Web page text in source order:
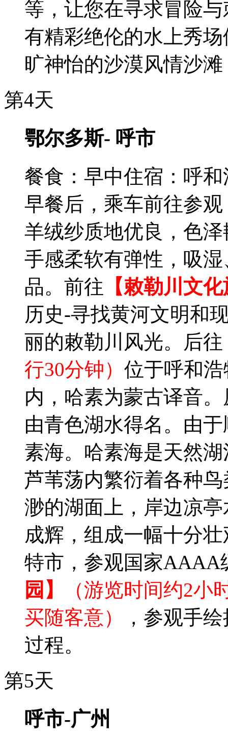
等，让您在寻求冒险
有精彩绝伦的水上秀
旷神怡的沙漠风情沙
第4天
鄂尔多斯- 呼市
餐食：早中住宿：呼和
早餐后，乘车前往参观
羊绒纱质地优良，色
手感柔软有弹性，吸
品。前往 【敕勒川文
历史-寻找黄河文明和
丽的敕勒川风光。后往
行30分钟） 位于呼和
内，哈素为蒙古译音
由青色湖水得名。由
素海。哈素海是天然
芦苇荡内繁衍着各种
渺的湖面上，岸边凉
成辉，组成一幅十分
特市，参观国家
园】
（游览时间约2
买随客意）
，参观手
过程。
第5天
呼市-广州